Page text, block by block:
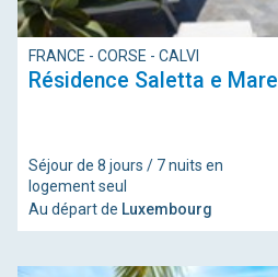
FRANCE - CORSE - CALVI
Résidence Saletta e Mare
Séjour de 8 jours / 7 nuits en
logement seul
Au départ de Luxembourg